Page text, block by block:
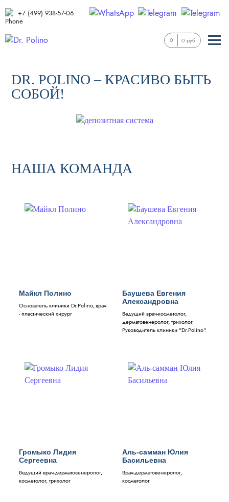
+7 (499) 938-57-06
0 0 руб
DR. POLINO – КРАСИВО БЫТЬ
СОБОЙ!
НАША КОМАНДА
Майкл Полино
Основатель клиники Dr.Polino, врач
- пластический хирург
Баушева Евгения
Александровна
Ведущий врач-косметолог,
дерматовенеролог, трихолог.
Руководитель клиники "Dr.Polino".
Громыко Лидия
Сергеевна
Ведущий врач-дерматовенеролог,
косметолог, трихолог
Аль-самман Юлия
Басильевна
Врач-дерматовенеролог,
косметолог